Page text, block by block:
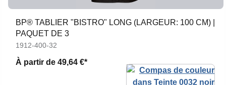
BP® TABLIER "BISTRO" LONG (LARGEUR: 100 CM) |
PAQUET DE 3
1912-400-32
À partir de 49,64 €*